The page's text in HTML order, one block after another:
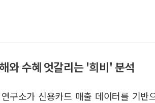
와 수혜 엇갈리는 '희비' 분석
구소가 신용카드 매출 데이터를 기반